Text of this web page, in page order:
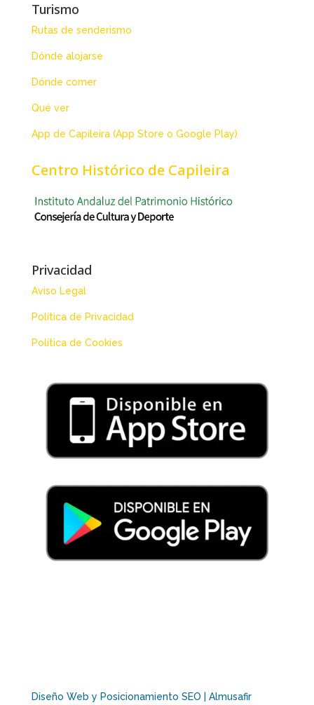
Turismo
Rutas de senderismo
Dónde alojarse
Dónde comer
Qué ver
App de Capileira (App Store o Google Play)
Centro Histórico de Capileira
Privacidad
Aviso Legal
Política de Privacidad
Política de Cookies
Diseño Web y Posicionamiento SEO | Almusafir